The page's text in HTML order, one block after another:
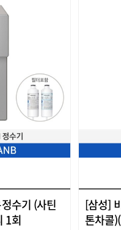
수기 (사틴
1회
[삼성]
톤차콜